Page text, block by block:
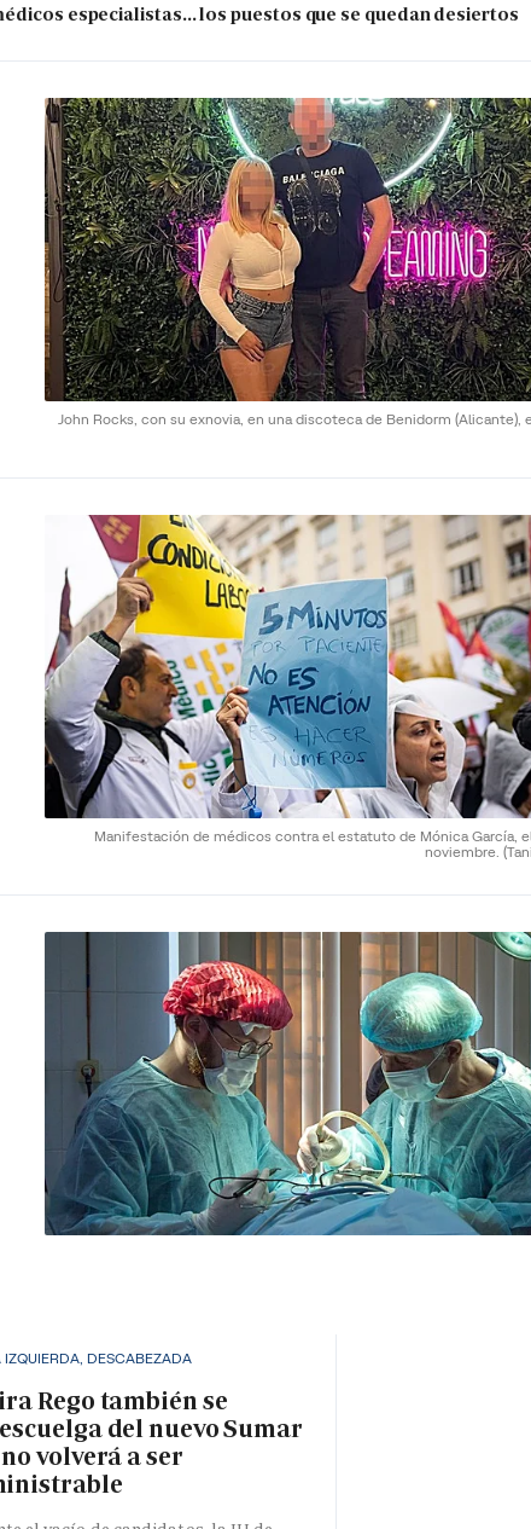
especialistas... los puestos que se quedan desiertos
John Rocks, con su exnovia, en una discoteca de Benidorm (Alicante),
Manifestación de médicos contra el estatuto de Mónica García,
noviembre.
IZQUIERDA, DESCABEZADA
Rego también se
del nuevo Sumar
volverá a ser